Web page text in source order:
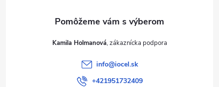
Kamila Holmanová
info@iocel.sk
+421951732409